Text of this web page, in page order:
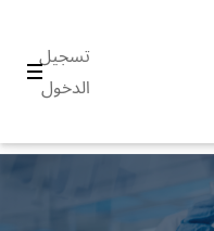
تسجيل
الدخول